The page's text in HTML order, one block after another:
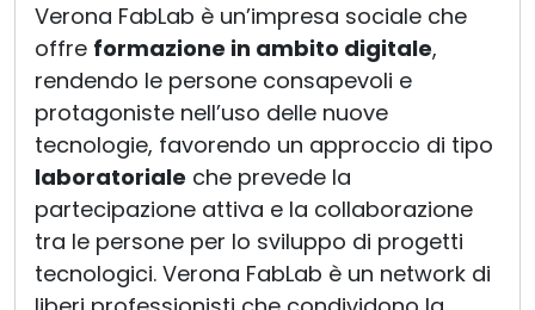
Verona FabLab è un’impresa sociale che
offre formazione in ambito digitale,
rendendo le persone consapevoli e
protagoniste nell’uso delle nuove
tecnologie, favorendo un approccio di tipo
laboratoriale che prevede la
partecipazione attiva e la collaborazione
tra le persone per lo sviluppo di progetti
tecnologici. Verona FabLab è un network di